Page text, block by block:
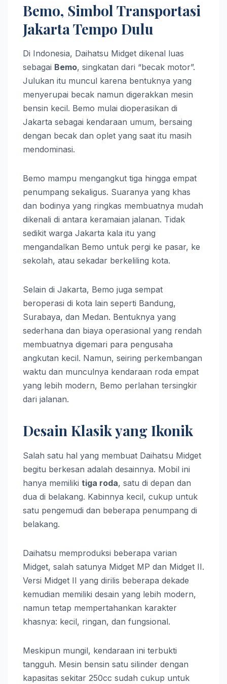
Bemo, Simbol Transportasi
Jakarta Tempo Dulu
Di Indonesia, Daihatsu Midget dikenal luas
sebagai Bemo, singkatan dari “becak motor”.
Julukan itu muncul karena bentuknya yang
menyerupai becak namun digerakkan mesin
bensin kecil. Bemo mulai dioperasikan di
Jakarta sebagai kendaraan umum, bersaing
dengan becak dan oplet yang saat itu masih
mendominasi.
Bemo mampu mengangkut tiga hingga empat
penumpang sekaligus. Suaranya yang khas
dan bodinya yang ringkas membuatnya mudah
dikenali di antara keramaian jalanan. Tidak
sedikit warga Jakarta kala itu yang
mengandalkan Bemo untuk pergi ke pasar, ke
sekolah, atau sekadar berkeliling kota.
Selain di Jakarta, Bemo juga sempat
beroperasi di kota lain seperti Bandung,
Surabaya, dan Medan. Bentuknya yang
sederhana dan biaya operasional yang rendah
membuatnya digemari para pengusaha
angkutan kecil. Namun, seiring perkembangan
waktu dan munculnya kendaraan roda empat
yang lebih modern, Bemo perlahan tersingkir
dari jalanan.
Desain Klasik yang Ikonik
Salah satu hal yang membuat Daihatsu Midget
begitu berkesan adalah desainnya. Mobil ini
hanya memiliki tiga roda, satu di depan dan
dua di belakang. Kabinnya kecil, cukup untuk
satu pengemudi dan beberapa penumpang di
belakang.
Daihatsu memproduksi beberapa varian
Midget, salah satunya Midget MP dan Midget II.
Versi Midget II yang dirilis beberapa dekade
kemudian memiliki desain yang lebih modern,
namun tetap mempertahankan karakter
khasnya: kecil, ringan, dan fungsional.
Meskipun mungil, kendaraan ini terbukti
tangguh. Mesin bensin satu silinder dengan
kapasitas sekitar 250cc sudah cukup untuk